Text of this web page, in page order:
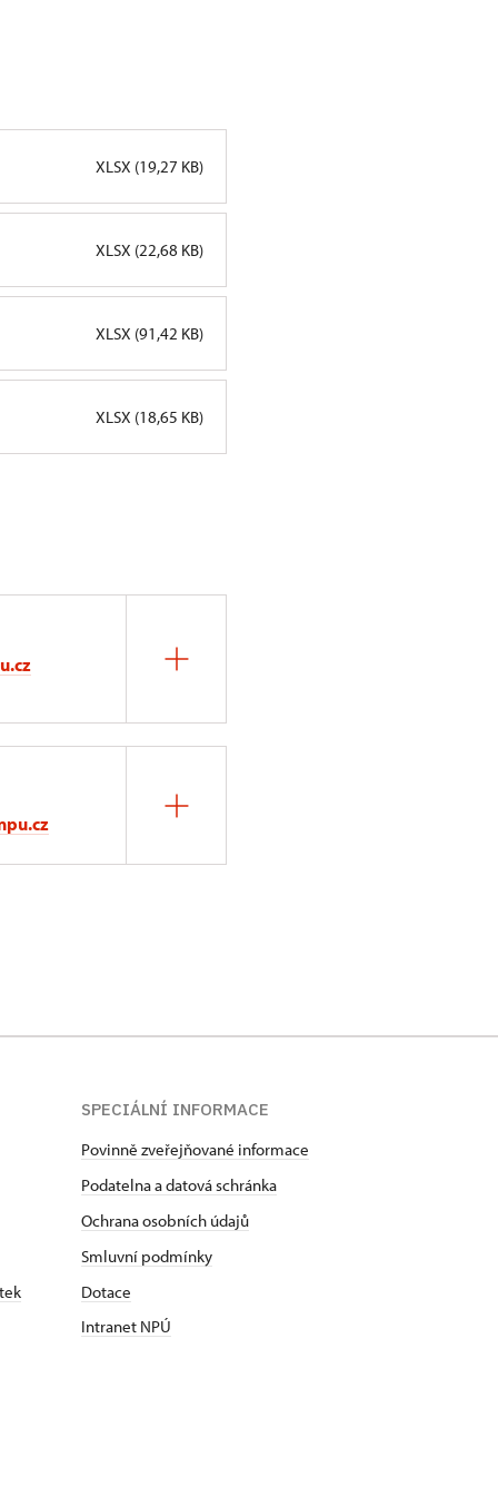
XLSX (19,27 KB)
XLSX (22,68 KB)
XLSX (91,42 KB)
XLSX (18,65 KB)
SPECIÁLNÍ INFORMACE
Povinně zveřejňované informace
Podatelna a datová schránka
Ochrana osobních údajů
Smluvní podmínky
Dotace
Intranet NPÚ